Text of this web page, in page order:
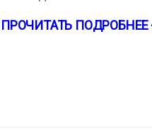
ПРОЧИТАТЬ ПОДРОБНЕЕ